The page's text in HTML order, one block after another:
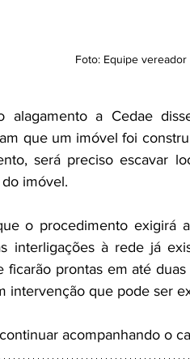
Foto: Equipe vereador
alagamento a Cedae
que um imóvel foi
será preciso escavar
imóvel.
o procedimento exigirá
interligações à rede já
ficarão prontas em até
intervenção que pode ser
acompanhando o